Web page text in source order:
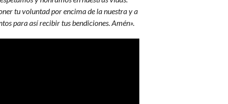
tu voluntad por encima de la nuestra y a
para así recibir tus bendiciones. Amén».